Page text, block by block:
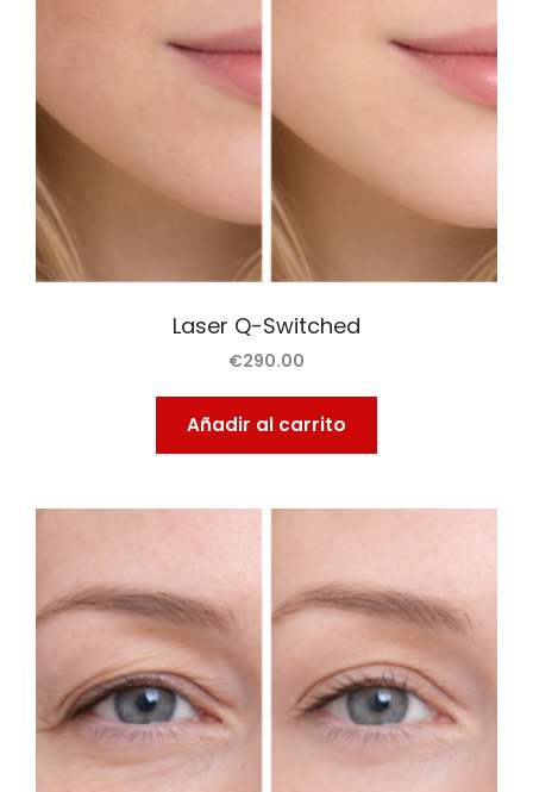
Laser Q-Switched
€290.00
Añadir al carrito